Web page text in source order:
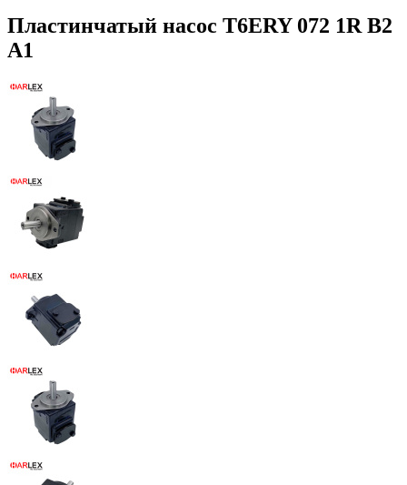
Пластинчатый насос T6ERY 072 1R B2
A1